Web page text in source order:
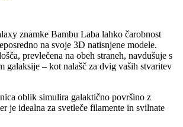
znamke Bambu Laba lahko čarobnost
na svoje 3D natisnjene modele.
prevlečena na obeh straneh, navdušuje s
galaksije – kot nalašč za dvig vaših stvaritev
oblik simulira galaktično površino z
je idealna za svetleče filamente in svilnate